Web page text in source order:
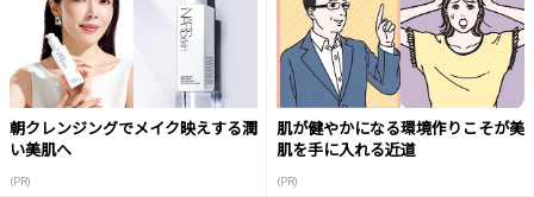
朝クレンジングでメイク映えする潤
い美肌へ
(PR)
肌が健やかになる環境作りこそが美
肌を手に入れる近道
(PR)